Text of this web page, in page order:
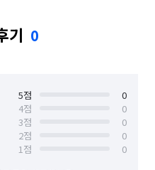
기 0
5점
0
4점
0
3점
0
2점
0
1점
0